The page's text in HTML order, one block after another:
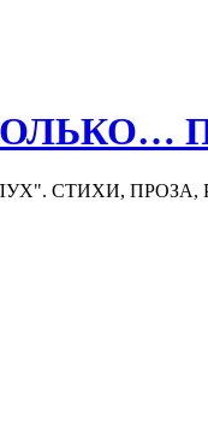
СТИХИ,